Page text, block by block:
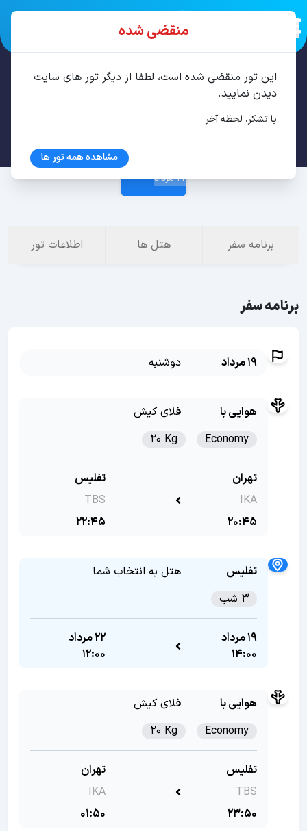
22 مرداد
برنامه سفر هتل ها اطلاعات تور
برنامه سفر
19 مرداد دوشنبه
هوایی با
فلای کیش
Economy
20 Kg
تهران
IKA
20:45
تفلیس
TBS
22:45
تفلیس
هتل به انتخاب شما
3 شب
19 مرداد
14:00
22 مرداد
12:00
هوایی با
فلای کیش
Economy
20 Kg
تفلیس
TBS
23:50
تهران
IKA
01:50
منقضی شده
این تور منقضی شده است، لطفا از دیگر تور های سایت
دیدن نمایید.
با تشکر، لحظه آخر
مشاهده همه تور ها